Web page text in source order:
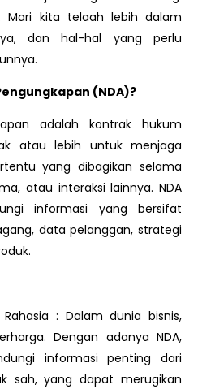
Mari kita telaah lebih dalam
dan hal-hal yang perlu
(NDA)?
adalah kontrak hukum
atau lebih untuk menjaga
yang dibagikan selama
atau interaksi lainnya. NDA
informasi yang bersifat
data pelanggan, strategi
: Dalam dunia bisnis,
Dengan adanya NDA,
informasi penting dari
sah, yang dapat merugikan